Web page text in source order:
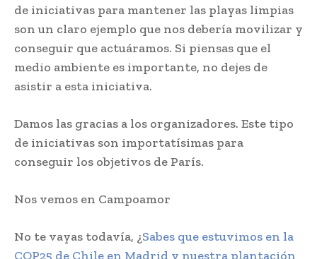
de iniciativas para mantener las playas limpias
son un claro ejemplo que nos debería movilizar y
conseguir que actuáramos. Si piensas que el
medio ambiente es importante, no dejes de
asistir a esta iniciativa.
Damos las gracias a los organizadores. Este tipo
de iniciativas son importatísimas para
conseguir los objetivos de París.
Nos vemos en Campoamor
No te vayas todavía, ¿Sabes que estuvimos en la
COP25 de Chile en Madrid y nuestra plantación